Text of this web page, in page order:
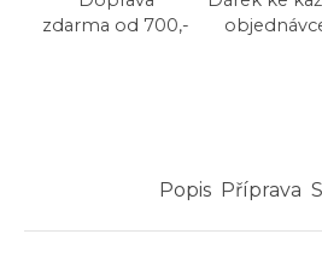
zdarma od 700,-
Popis Příprava